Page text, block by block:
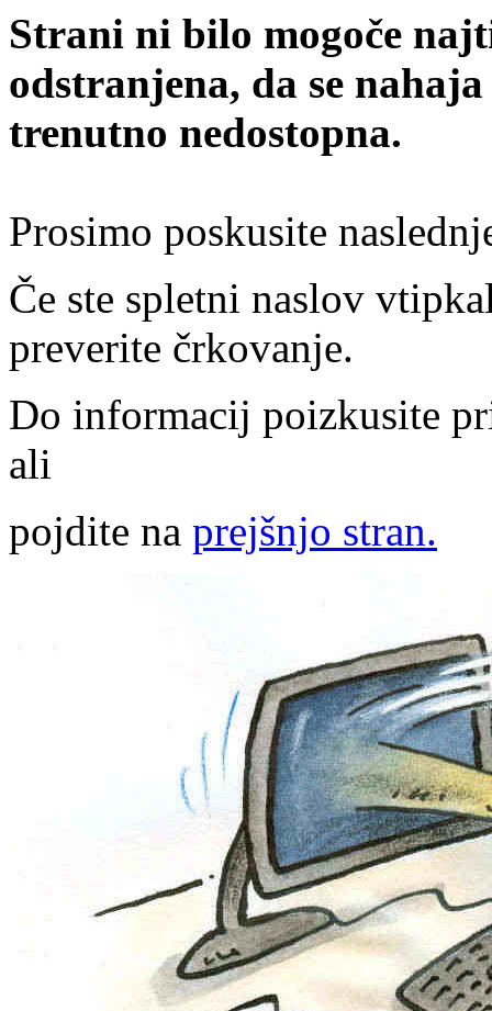
Strani ni bilo mogoče
odstranjena, da se
trenutno nedostopna.
Prosimo poskusite
Če ste spletni naslov
preverite črkovanje.
Do informacij poizkusite
ali
pojdite na prejšnjo stran.